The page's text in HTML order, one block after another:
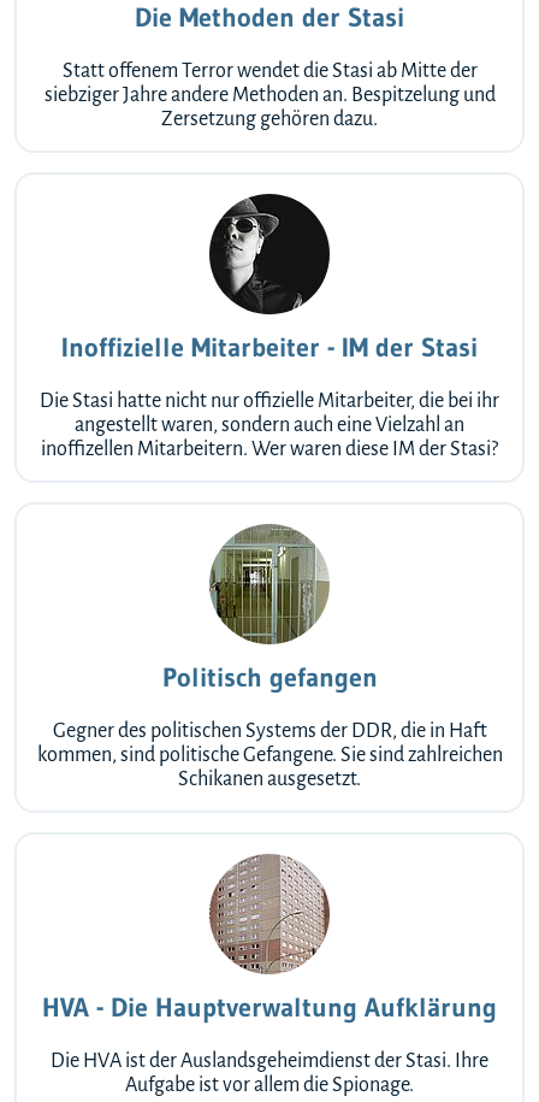
Die Methoden der Stasi
Statt offenem Terror wendet die Stasi ab Mitte der
siebziger Jahre andere Methoden an. Bespitzelung und
Zersetzung gehören dazu.
Inoffizielle Mitarbeiter - IM der Stasi
Die Stasi hatte nicht nur offizielle Mitarbeiter, die bei ihr
angestellt waren, sondern auch eine Vielzahl an
inoffizellen Mitarbeitern. Wer waren diese IM der Stasi?
Politisch gefangen
Gegner des politischen Systems der DDR, die in Haft
kommen, sind politische Gefangene. Sie sind zahlreichen
Schikanen ausgesetzt.
HVA - Die Hauptverwaltung Aufklärung
Die HVA ist der Auslandsgeheimdienst der Stasi. Ihre
Aufgabe ist vor allem die Spionage.